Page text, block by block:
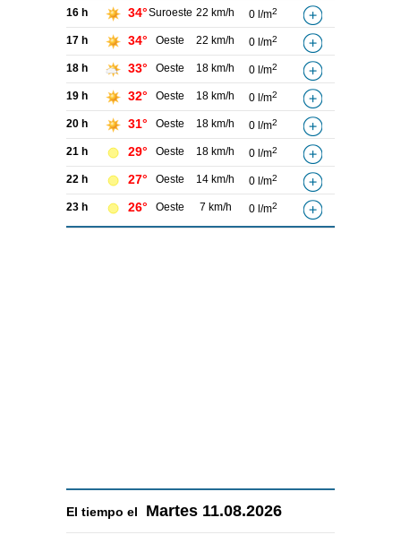
16 h 34°Suroeste 22 km/h 0 l/m2
17 h 34° Oeste 22 km/h 0 l/m2
18 h 33° Oeste 18 km/h 0 l/m2
19 h 32° Oeste 18 km/h 0 l/m2
20 h 31° Oeste 18 km/h 0 l/m2
21 h 29° Oeste 18 km/h 0 l/m2
22 h 27° Oeste 14 km/h 0 l/m2
23 h 26° Oeste 7 km/h 0 l/m2
El tiempo el Martes 11.08.2026